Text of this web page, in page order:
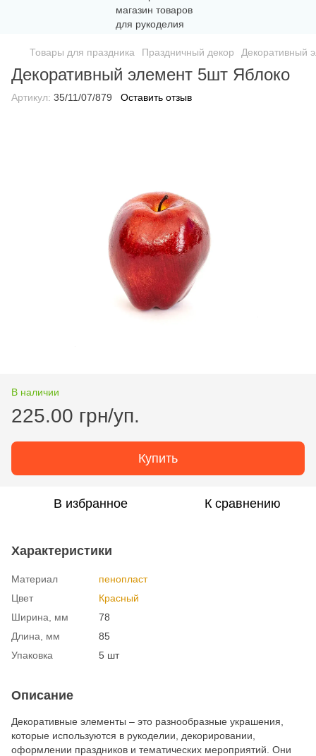
Товары для праздника Праздничный декор Декоративный
Декоративный элемент 5шт Яблоко
Артикул: 35/11/07/879 Оставить отзыв
В наличии
225.00 грн/уп.
Купить
В избранное К сравнению
Характеристики
Материал
пенопласт
Цвет
Красный
Ширина, мм
78
Длина, мм
85
Упаковка
5 шт
Описание
Декоративные элементы – это разнообразные украшения,
которые используются в рукоделии, декорировании,
оформлении праздников и тематических мероприятий. Они